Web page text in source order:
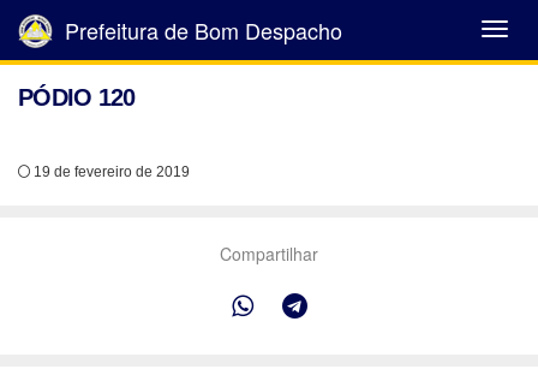
Abrir
Menu
Prefeitura de Bom Despacho
PÓDIO 120
19 de fevereiro de 2019
Compartilhar